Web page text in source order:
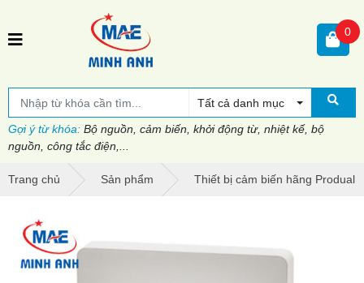
Tất cả danh mục
Gợi ý từ khóa: Bộ nguồn, cảm biến, khởi động từ, nhiệt kế, bộ
nguồn, công tắc điện,...
0
Trang chủ Sản phẩm Thiết bị cảm biến hãng Produal